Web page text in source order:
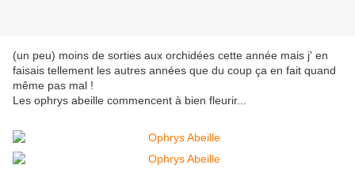
(un peu) moins de sorties aux orchidées cette année mais j' en
faisais tellement les autres années que du coup ça en fait quand
même pas mal !
Les ophrys abeille commencent à bien fleurir...